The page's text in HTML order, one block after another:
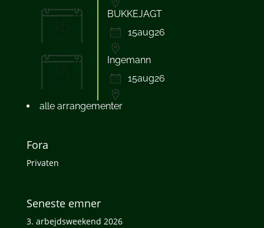
15
BUKKEJAGT
15aug26
15
Ingemann
15aug26
alle arrangementer
Fora
Privaten
Seneste emner
3. arbejdsweekend 2026